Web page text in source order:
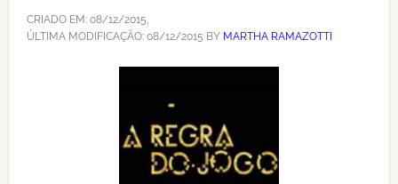
CRIADO EM: 08/12/2015,
ÚLTIMA MODIFICAÇÃO: 08/12/2015 BY MARTHA RAMAZOTTI